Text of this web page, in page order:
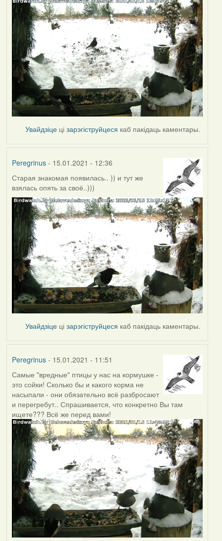
Увайдзіце цізарэгіструйцеся каб пакідаць каментары.
Peregrinus- 15.01.2021 - 12:36
Старая знакомая появилась.. )) и тут же
взялась опять за своё..)))
Увайдзіце цізарэгіструйцеся каб пакідаць каментары.
Peregrinus- 15.01.2021 - 11:51
Самые "вредные" птицы у нас на кормушке -
это сойки! Сколько бы и какого корма не
насыпали - они обязательно всё разбросают
и перегребут.. Спрашивается, что конкретно Вы там
ищете??? Всё же перед вами!